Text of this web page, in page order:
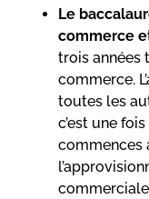
Le
commerce
trois années
commerce.
toutes les
c’est une
commences